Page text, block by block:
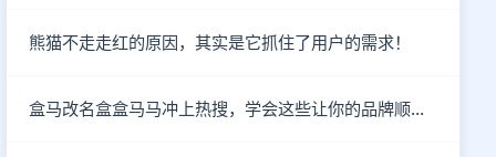
熊猫不走走红的原因，其实是它抓住了用户的需求！
盒马改名盒盒马马冲上热搜，学会这些让你的品牌顺利出圈！